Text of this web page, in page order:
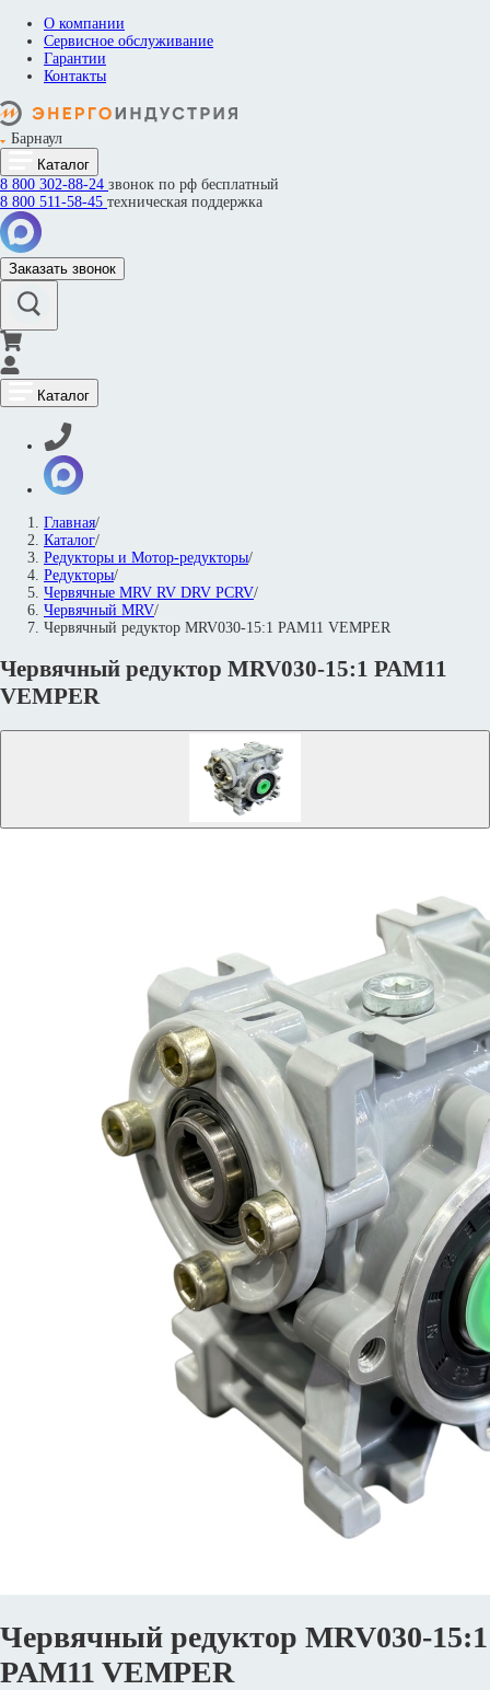
О компании
Сервисное обслуживание
Гарантии
Контакты
Барнаул
Каталог
8 800 302-88-24 звонок по рф бесплатный
8 800 511-58-45 техническая поддержка
Заказать звонок
Каталог
Главная/
Каталог/
Редукторы и Мотор-редукторы/
Редукторы/
Червячные MRV RV DRV PCRV/
Червячный MRV/
Червячный редуктор MRV030-15:1 PAM11 VEMPER
Червячный редуктор MRV030-15:1 PAM11
VEMPER
Червячный редуктор MRV030-15:1
PAM11 VEMPER